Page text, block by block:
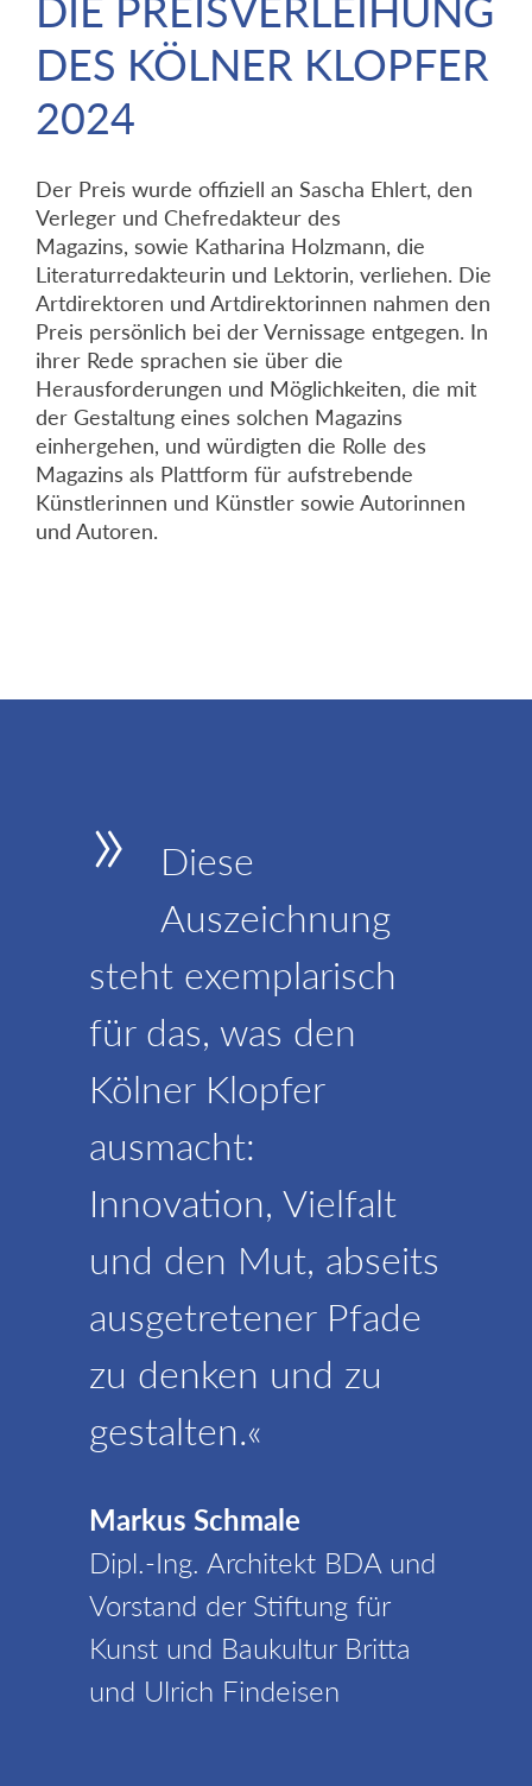
DES KÖLNER KLOPFER
2024
Der Preis wurde offiziell an Sascha Ehlert, den
Verleger und Chefredakteur des
Magazins, sowie Katharina Holzmann, die
Literaturredakteurin und Lektorin, verliehen. Die
Artdirektoren und Artdirektorinnen nahmen den
Preis persönlich bei der Vernissage entgegen. In
ihrer Rede sprachen sie über die
Herausforderungen und Möglichkeiten, die mit
der Gestaltung eines solchen Magazins
einhergehen, und würdigten die Rolle des
Magazins als Plattform für aufstrebende
Künstlerinnen und Künstler sowie Autorinnen
und Autoren.
»
Diese
Auszeichnung
steht exemplarisch
für das, was den
Kölner Klopfer
ausmacht:
Innovation, Vielfalt
und den Mut, abseits
ausgetretener Pfade
zu denken und zu
gestalten.«
Markus Schmale
Dipl.-Ing. Architekt BDA und
Vorstand der Stiftung für
Kunst und Baukultur Britta
und Ulrich Findeisen